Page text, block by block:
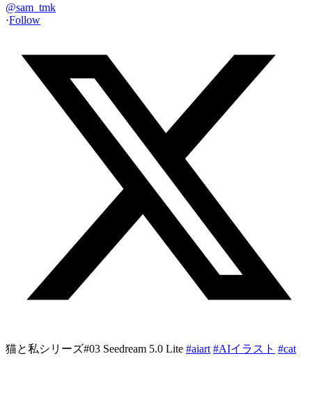
@sam_tmk
·Follow
猫と私シリーズ#03 Seedream 5.0 Lite #aiart #AIイラスト︎︎ #cat